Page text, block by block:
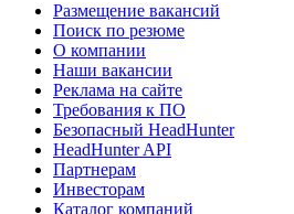
Размещение вакансий
Поиск по резюме
О компании
Наши вакансии
Реклама на сайте
Требования к ПО
Безопасный HeadHunter
HeadHunter API
Партнерам
Инвесторам
Каталог компаний